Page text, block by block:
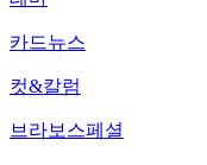
카드뉴스
컷&칼럼
브라보스페셜